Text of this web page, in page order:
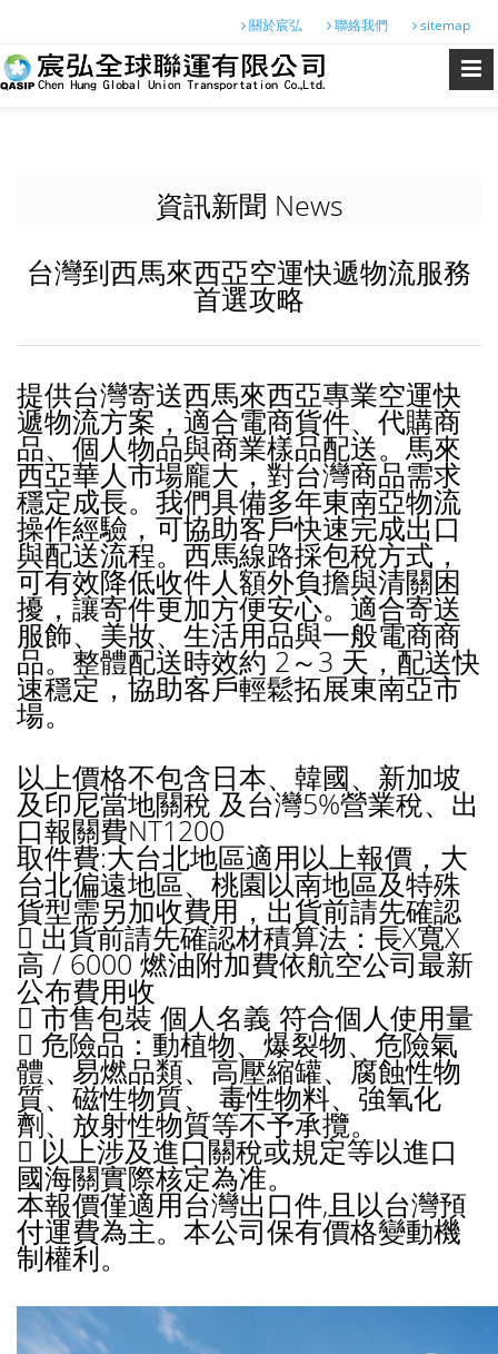
關於宸弘 聯絡我們 sitemap
資訊新聞 News
台灣到西馬來西亞空運快遞物流服務
首選攻略
提供台灣寄送西馬來西亞專業空運快
遞物流方案，適合電商貨件、代購商
品、個人物品與商業樣品配送。馬來
西亞華人市場龐大，對台灣商品需求
穩定成長。我們具備多年東南亞物流
操作經驗，可協助客戶快速完成出口
與配送流程。西馬線路採包稅方式，
可有效降低收件人額外負擔與清關困
擾，讓寄件更加方便安心。適合寄送
服飾、美妝、生活用品與一般電商商
品。整體配送時效約 2～3 天，配送快
速穩定，協助客戶輕鬆拓展東南亞市
場。
以上價格不包含日本、韓國、新加坡
及印尼當地關稅 及台灣5%營業稅、出
口報關費NT1200
取件費:大台北地區適用以上報價，大
台北偏遠地區、桃園以南地區及特殊
貨型需另加收費用，出貨前請先確認
 出貨前請先確認材積算法：長X寬X
高 / 6000 燃油附加費依航空公司最新
公布費用收
 市售包裝 個人名義 符合個人使用量
 危險品：動植物、爆裂物、危險氣
體、易燃品類、高壓縮罐、腐蝕性物
質、磁性物質、 毒性物料、強氧化
劑、放射性物質等不予承攬。
 以上涉及進口關稅或規定等以進口
國海關實際核定為准。
本報價僅適用台灣出口件,且以台灣預
付運費為主。本公司保有價格變動機
制權利。